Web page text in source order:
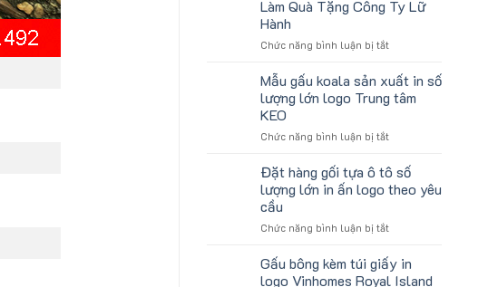
cầu
ATVNCG2026
In
Trường
Làm
Quà
Tặng
Viên
Làm Quà Tặng Công Ty Lữ
Hành
Chức năng bình luận bị tắtở
Chữ
U
In
Du
Làm
Quà
Tặng
Ty
Hành
Mẫu gấu koala sản xuất in số
lượng lớn logo Trung tâm
KEO
Chức năng bình luận bị tắtở
gấu
koala
sản
in
lượng
lớn
Đặt hàng gối tựa ô tô số
lượng lớn in ấn logo theo yêu
cầu
Chức năng bình luận bị tắtở
hàng
gối
Gấu bông kèm túi giấy in
logo Vinhomes Royal Island